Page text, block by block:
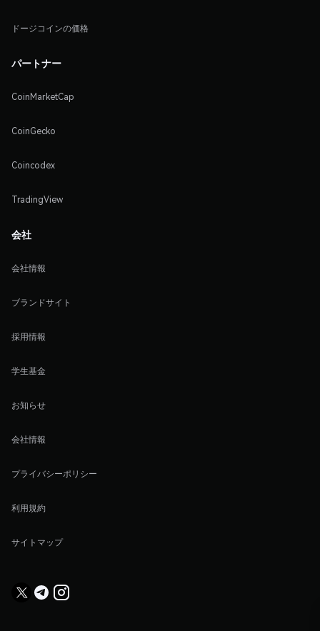
ドージコインの価格
パートナー
CoinMarketCap
CoinGecko
Coincodex
TradingView
会社
会社情報
ブランドサイト
採用情報
学生基金
お知らせ
会社情報
プライバシーポリシー
利用規約
サイトマップ